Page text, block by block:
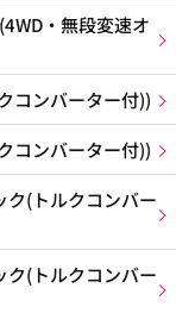
・無段変速オ
コンバーター付))
コンバーター付))
(トルクコンバー
(トルクコンバー